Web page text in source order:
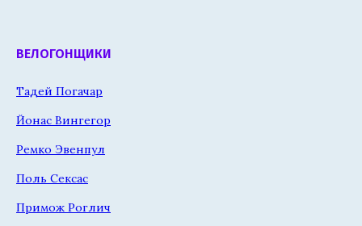
ВЕЛОГОНЩИКИ
Тадей Погачар
Йонас Вингегор
Ремко Эвенпул
Поль Сексас
Примож Роглич